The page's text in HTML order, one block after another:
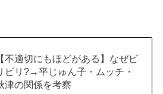
【不適切にもほどがある】なぜビ
ビリ?→平じゅん子・ムッチ・
津の関係を考察